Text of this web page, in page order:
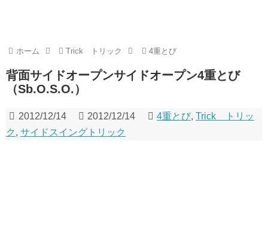
ホーム Trick トリック 4重とび
背面サイドオープンサイドオープン4重とび
（Sb.O.S.O.）
2012/12/14 2012/12/14 4重とび,Trick トリッ
ク , サイドスイングトリック